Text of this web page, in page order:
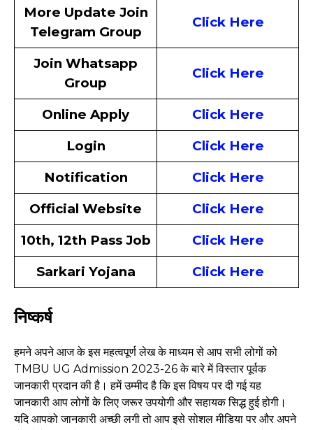
More Update Join
Telegram Group
Click Here
Join Whatsapp
Group
Click Here
Online Apply
Click Here
Login
Click Here
Notification
Click Here
Official Website
Click Here
10th, 12th Pass Job
Click Here
Sarkari Yojana
Click Here
निष्कर्ष
हमने अपने आज के इस महत्वपूर्ण लेख के माध्यम से आप सभी लोगों को
TMBU UG Admission 2023-26 के बारे में विस्तार पूर्वक
जानकारी प्रदान की है। हमें उम्मीद है कि इस विषय पर दी गई यह
जानकारी आप लोगों के लिए जरूर उपयोगी और सहायक सिद्ध हुई होगी।
यदि आपको जानकारी अच्छी लगी तो आप इसे सोशल मीडिया पर और अपने